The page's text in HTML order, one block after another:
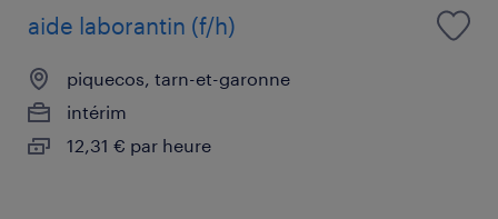
aide laborantin (f/h)
piquecos, tarn-et-garonne
intérim
12,31 € par heure